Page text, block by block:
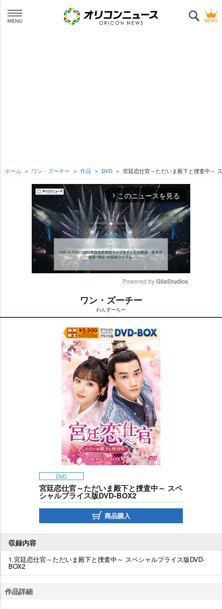
ホーム ワン・ズーチー 作品 DVD 宮廷恋仕官～ただいま殿下と捜査中～
arrow_forward_ios このニュースを見る
t
e
Powered by GliaStudios
ワン・ズーチー
わんずーちー
DVD
宮廷恋仕官～ただいま殿下と捜査中～ スペ
シャルプライス版DVD-BOX2
商品購入
収録内容
1.宮廷恋仕官～ただいま殿下と捜査中～ スペシャルプライス版DVD-
BOX2
作品詳細